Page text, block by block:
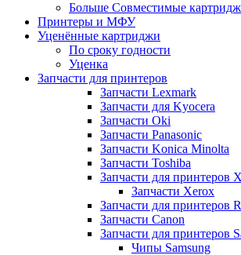
Больше Совместимые
Принтеры и МФУ
Уценённые картриджи
По сроку годности
Уценка
Запчасти для принтеров
Запчасти Lexmark
Запчасти для Kyocera
Запчасти Oki
Запчасти Panasonic
Запчасти Koniсa Minolta
Запчасти Toshiba
Запчасти для принтеров
Запчасти Xerox
Запчасти для принтеров
Запчасти Canon
Запчасти для принтеров
Чипы Samsung